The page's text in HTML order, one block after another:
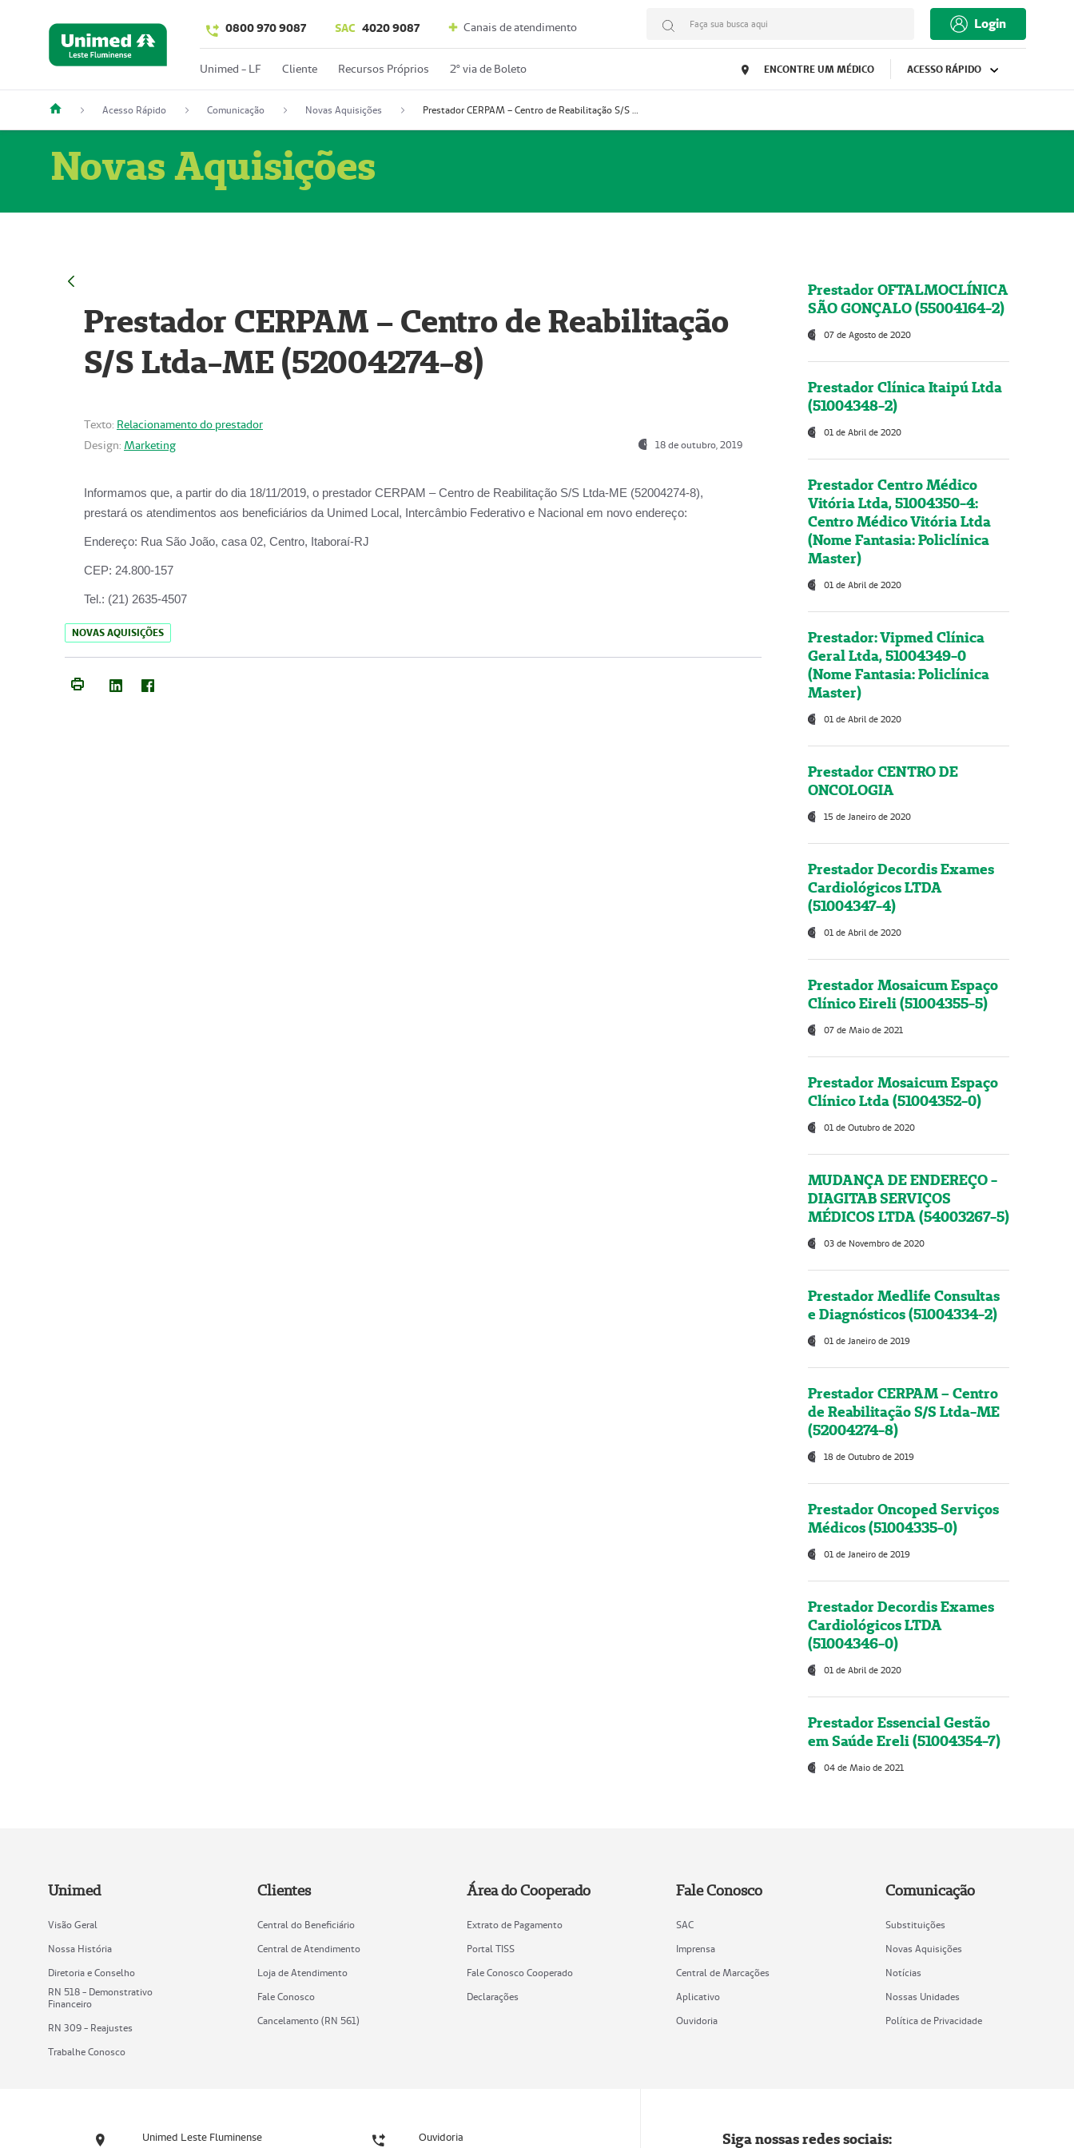
0800 970 9087 SAC 4020 9087 Canais de atendimento Faça sua busca aqui Login
Unimed - LF Cliente Recursos Próprios 2º via de Boleto ENCONTRE UM MÉDICO ACESSO RÁPIDO
Acesso Rápido Comunicação Novas Aquisições Prestador CERPAM – Centro de Reabilitação S/S Ltda-ME (52004274-8)
Novas Aquisições
Prestador CERPAM – Centro de Reabilitação
S/S Ltda-ME (52004274-8)
Texto: Relacionamento do prestador
Design: Marketing 18 de outubro, 2019
Informamos que, a partir do dia 18/11/2019, o prestador CERPAM – Centro de Reabilitação S/S Ltda-ME (52004274-8),
prestará os atendimentos aos beneficiários da Unimed Local, Intercâmbio Federativo e Nacional em novo endereço:
Endereço: Rua São João, casa 02, Centro, Itaboraí-RJ
CEP: 24.800-157
Tel.: (21) 2635-4507
NOVAS AQUISIÇÕES
Prestador OFTALMOCLÍNICA
SÃO GONÇALO (55004164-2)
07 de Agosto de 2020
Prestador Clínica Itaipú Ltda
(51004348-2)
01 de Abril de 2020
Prestador Centro Médico
Vitória Ltda, 51004350-4:
Centro Médico Vitória Ltda
(Nome Fantasia: Policlínica
Master)
01 de Abril de 2020
Prestador: Vipmed Clínica
Geral Ltda, 51004349-0
(Nome Fantasia: Policlínica
Master)
01 de Abril de 2020
Prestador CENTRO DE
ONCOLOGIA
15 de Janeiro de 2020
Prestador Decordis Exames
Cardiológicos LTDA
(51004347-4)
01 de Abril de 2020
Prestador Mosaicum Espaço
Clínico Eireli (51004355-5)
07 de Maio de 2021
Prestador Mosaicum Espaço
Clínico Ltda (51004352-0)
01 de Outubro de 2020
MUDANÇA DE ENDEREÇO -
DIAGITAB SERVIÇOS
MÉDICOS LTDA (54003267-5)
03 de Novembro de 2020
Prestador Medlife Consultas
e Diagnósticos (51004334-2)
01 de Janeiro de 2019
Prestador CERPAM – Centro
de Reabilitação S/S Ltda-ME
(52004274-8)
18 de Outubro de 2019
Prestador Oncoped Serviços
Médicos (51004335-0)
01 de Janeiro de 2019
Prestador Decordis Exames
Cardiológicos LTDA
(51004346-0)
01 de Abril de 2020
Prestador Essencial Gestão
em Saúde Ereli (51004354-7)
04 de Maio de 2021
Unimed
Visão Geral
Nossa História
Diretoria e Conselho
RN 518 - Demonstrativo
Financeiro
RN 309 - Reajustes
Trabalhe Conosco
Clientes
Central do Beneficiário
Central de Atendimento
Loja de Atendimento
Fale Conosco
Cancelamento (RN 561)
Área do Cooperado
Extrato de Pagamento
Portal TISS
Fale Conosco Cooperado
Declarações
Fale Conosco
SAC
Imprensa
Central de Marcações
Aplicativo
Ouvidoria
Comunicação
Substituições
Novas Aquisições
Notícias
Nossas Unidades
Política de Privacidade
Unimed Leste Fluminense Ouvidoria Siga nossas redes sociais: